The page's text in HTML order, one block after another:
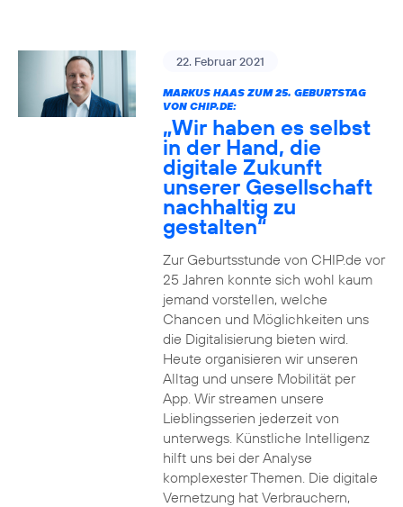
22. Februar 2021
MARKUS HAAS ZUM 25. GEBURTSTAG
VON CHIP.DE:
„Wir haben es selbst
in der Hand, die
digitale Zukunft
unserer Gesellschaft
nachhaltig zu
gestalten“
Zur Geburtsstunde von CHIP.de vor
25 Jahren konnte sich wohl kaum
jemand vorstellen, welche
Chancen und Möglichkeiten uns
die Digitalisierung bieten wird.
Heute organisieren wir unseren
Alltag und unsere Mobilität per
App. Wir streamen unsere
Lieblingsserien jederzeit von
unterwegs. Künstliche Intelligenz
hilft uns bei der Analyse
komplexester Themen. Die digitale
Vernetzung hat Verbrauchern,